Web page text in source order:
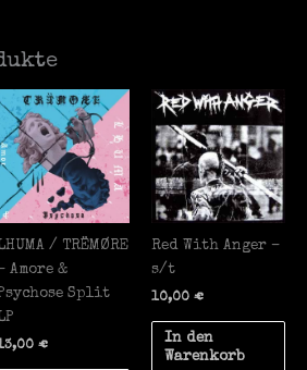
/ TRËMØRE
Amore &
Split
€
Red With Anger –
s/t
10,00€
In den
Warenkorb